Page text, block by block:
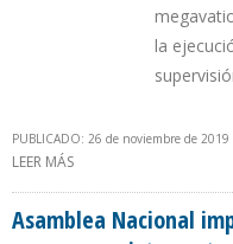
la
PUBLICADO: 26 de noviembre de 2019
LEER MÁS
Asamblea Nacional